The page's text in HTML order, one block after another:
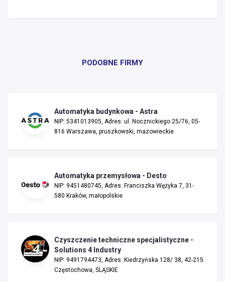
PODOBNE FIRMY
Automatyka budynkowa - Astra
NIP: 5341013905, Adres: ul. Nocznickiego 25/76, 05-
816 Warszawa, pruszkowski, mazowieckie
Automatyka przemysłowa - Desto
NIP: 9451480745, Adres: Franciszka Wężyka 7, 31-
580 Kraków, małopolskie
Czyszczenie techniczne specjalistyczne -
Solutions 4 Industry
NIP: 9491794473, Adres: Kiedrzyńska 128/ 38, 42-215
Częstochowa, ŚLĄSKIE